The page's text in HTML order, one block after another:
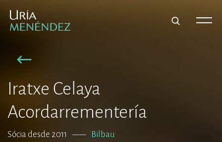
Iratxe Celaya
Acordarrementería
Sócia desde 2011 ––– Bilbau